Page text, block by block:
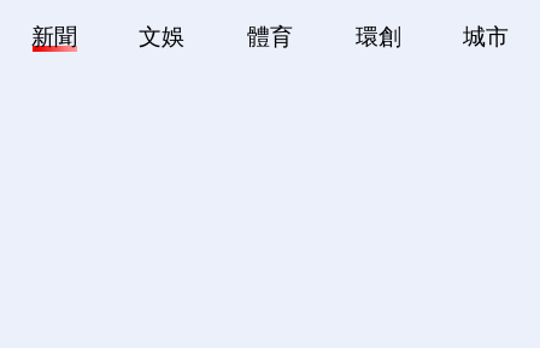
新聞 文娛 體育 環創 城市